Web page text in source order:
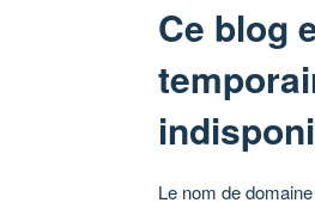
Ce blog
Le nom de